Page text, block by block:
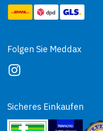
Folgen Sie Meddax
Sicheres Einkaufen